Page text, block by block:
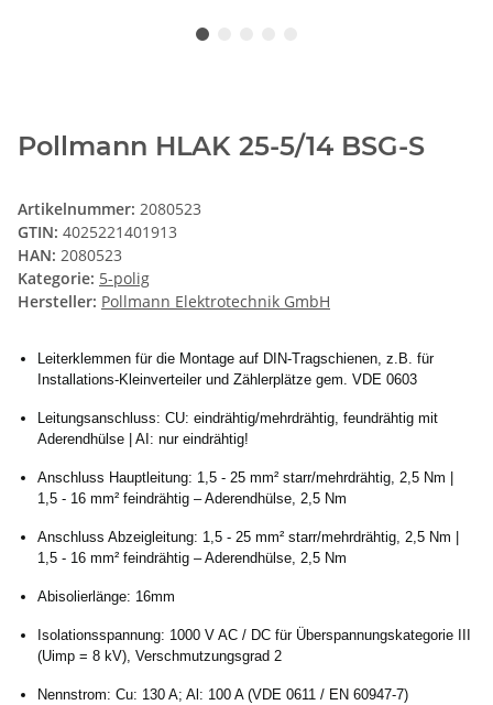
Pollmann HLAK 25-5/14 BSG-S
Artikelnummer: 2080523
GTIN: 4025221401913
HAN: 2080523
Kategorie: 5-polig
Hersteller: Pollmann Elektrotechnik GmbH
Leiterklemmen für die Montage auf DIN-Tragschienen, z.B. für
Installations-Kleinverteiler und Zählerplätze gem. VDE 0603
Leitungsanschluss: CU: eindrähtig/mehrdrähtig, feundrähtig mit
Aderendhülse | AI: nur eindrähtig!
Anschluss Hauptleitung: 1,5 - 25 mm² starr/mehrdrähtig, 2,5 Nm |
1,5 - 16 mm² feindrähtig – Aderendhülse, 2,5 Nm
Anschluss Abzeigleitung: 1,5 - 25 mm² starr/mehrdrähtig, 2,5 Nm |
1,5 - 16 mm² feindrähtig – Aderendhülse, 2,5 Nm
Abisolierlänge: 16mm
Isolationsspannung: 1000 V AC / DC für Überspannungskategorie III
(Uimp = 8 kV), Verschmutzungsgrad 2
Nennstrom: Cu: 130 A; Al: 100 A (VDE 0611 / EN 60947-7)